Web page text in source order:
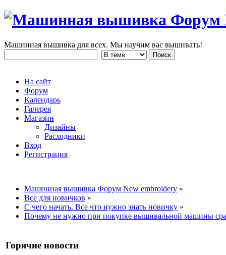
Машинная вышивка для всех. Мы научим вас вышивать!
На сайт
Форум
Календарь
Галерея
Магазин
Дизайны
Расходники
Вход
Регистрация
Машинная вышивка Форум New embroidery »
Все для новичков »
С чего начать. Все что нужно знать новичку »
Почему не нужно при покупке вышивальной машины
Горячие новости